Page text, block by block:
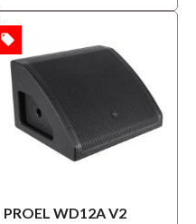
PROEL WD12A V2
local_offer